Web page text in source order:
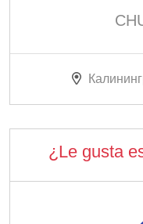
¿Le gusta